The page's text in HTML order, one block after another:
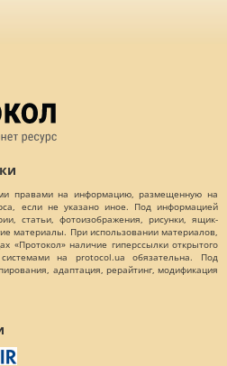
правами на информацию, размещенную на
если не указано иное. Под информацией
статьи, фотоизображения, рисунки, ящик-
материалы. При использовании материалов,
«Протокол» наличие гиперссылки открытого
на protocol.ua обязательна. Под
адаптация, рерайтинг, модификация